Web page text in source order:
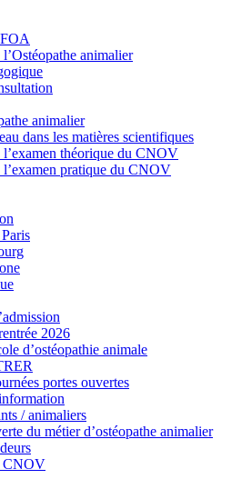
animalier
animalier
dans les matières scientifiques
l’examen théorique du CNOV
l’examen pratique du CNOV
2026
d’ostéopathie animale
portes ouvertes
/ animaliers
du métier d’ostéopathe animalier
CNOV